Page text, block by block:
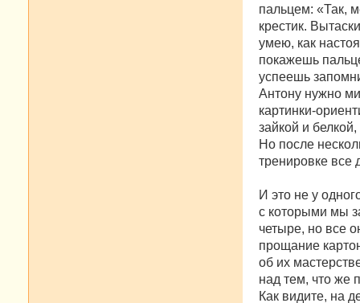
пальцем: «Так,
крестик.
умею, как
покажешь
успеешь
Антону нужно
картинки-
зайкой и
Но после
тренировке все
И это не у
с которыми мы
четыре, но все
прощание
об их
над тем, что же
Как видите, на